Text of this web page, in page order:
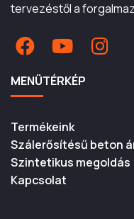
tervezéstől a
MENÜTÉRKÉP
Termékeink
Szálerősítésű beton
Szintetikus megoldás
Kapcsolat